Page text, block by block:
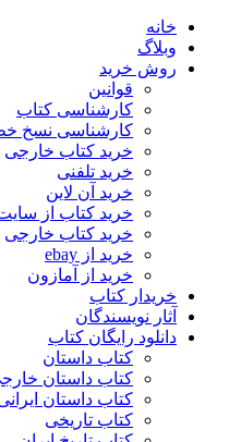
خانه
وبلاگ
روش خرید
قوانین
کارشناسی کتاب
کارشناسی نسخ
خرید کتاب خارجی
خرید تلفنی
خرید آن لاین
خرید کتاب از
خرید کتاب خارجی
خرید از ebay
خرید از آمازون
خریدار کتاب
آثار نویسندگان
دانلود رایگان کتاب
کتاب داستان
کتاب داستان
کتاب داستان
کتاب تاریخی